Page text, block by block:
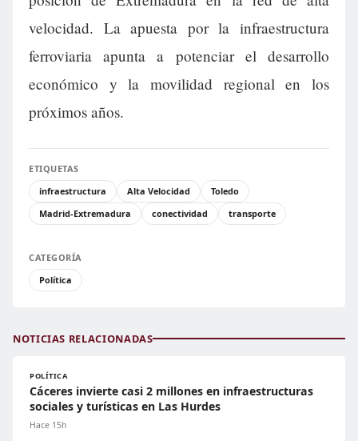
velocidad. La apuesta por la infraestructura
ferroviaria apunta a potenciar el desarrollo
económico y la movilidad regional en los
próximos años.
ETIQUETAS
infraestructura
Alta Velocidad
Toledo
Madrid-Extremadura
conectividad transporte
CATEGORÍA
Política
NOTICIAS RELACIONADAS
POLÍTICA
Cáceres invierte casi 2 millones en infraestructuras
sociales y turísticas en Las Hurdes
Hace 15h